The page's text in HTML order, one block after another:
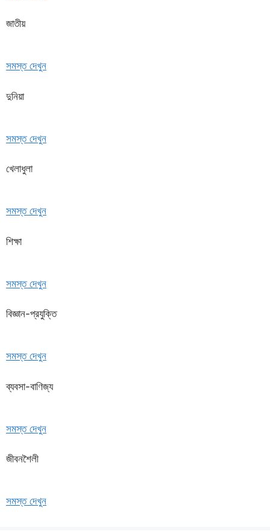
জাতীয়
সমস্ত দেখুন
দুনিয়া
সমস্ত দেখুন
খেলাধুলা
সমস্ত দেখুন
শিক্ষা
সমস্ত দেখুন
বিজ্ঞান-প্রযুক্তি
সমস্ত দেখুন
ব্যবসা-বাণিজ্য
সমস্ত দেখুন
জীবনশৈলী
সমস্ত দেখুন